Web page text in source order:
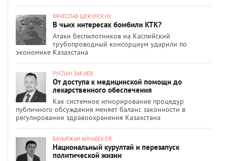
ВЯЧЕСЛАВ ЩЕКУНСКИХ
В чьих интересах бомбили КТК?
Атаки беспилотников на Каспийский
трубопроводный консорциум ударили по
экономике Казахстана
РУСЛАН ЗАКИЕВ
От доступа к медицинской помощи до
лекарственного обеспечения
Как системное игнорирование процедур
публичного обсуждения меняет баланс законности в
регулировании здравоохранения Казахстана
БАУЫРЖАН АЙНАБЕКОВ
Национальный курултай и перезапуск
политической жизни